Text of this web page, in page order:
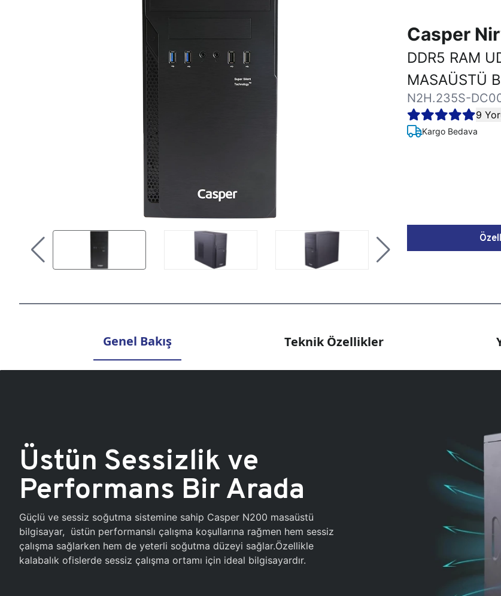
Casper
DDR5 RAM
MASAÜSTÜ
N2H.235S-
9
Kargo Bedava
Genel Bakış Teknik Özellikler
Üstün Sessizlik ve
Performans Bir Arada
Güçlü ve sessiz soğutma sistemine sahip Casper N200 masaüstü
bilgisayar, üstün performanslı çalışma koşullarına rağmen hem sessiz
çalışma sağlarken hem de yeterli soğutma düzeyi sağlar.Özellikle
kalabalık ofislerde sessiz çalışma ortamı için ideal bilgisayardır.